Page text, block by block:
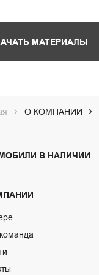
МАТЕРИАЛЫ
О КОМПАНИИ
В НАЛИЧИИ